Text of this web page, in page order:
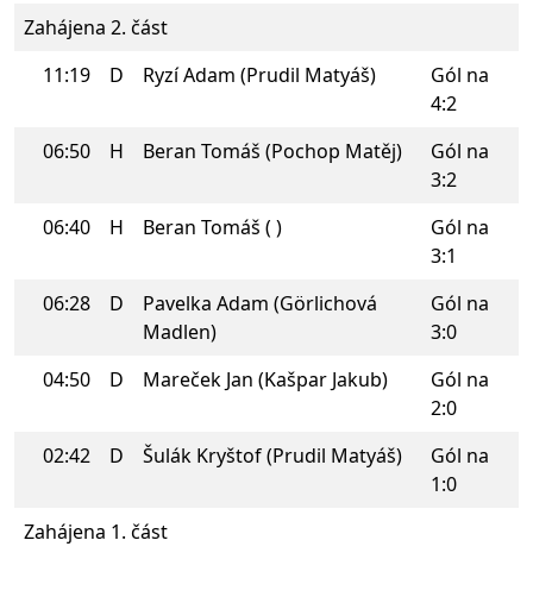
Zahájena 2. část
11:19
D Ryzí Adam (Prudil Matyáš)
Gól na
4:2
06:50
H Beran Tomáš (Pochop Matěj)
Gól na
3:2
06:40
H Beran Tomáš ( )
Gól na
3:1
06:28
D
Pavelka Adam (Görlichová
Madlen)
Gól na
3:0
04:50
D Mareček Jan (Kašpar Jakub)
Gól na
2:0
02:42
D Šulák Kryštof (Prudil Matyáš)
Gól na
1:0
Zahájena 1. část